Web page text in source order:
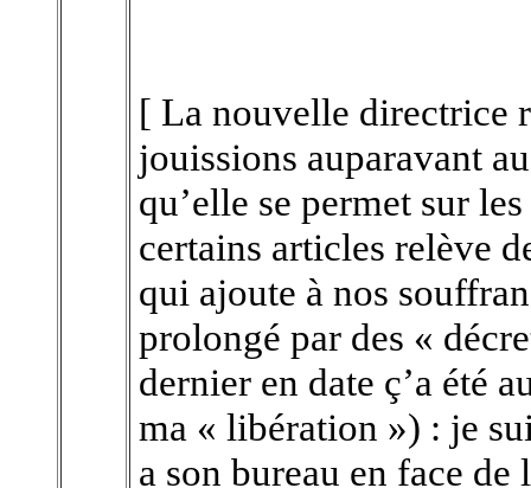
[ La nouvelle directrice
jouissions auparavant
qu’elle se permet sur
certains articles relève
qui ajoute à nos
prolongé par des «
dernier en date ç’a été
ma « libération ») : je
a son bureau en face